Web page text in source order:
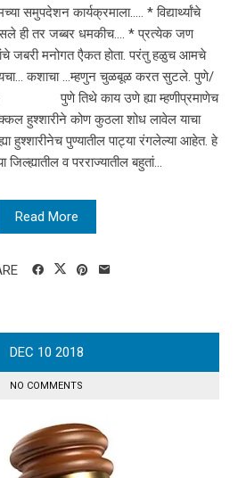
समुपदेशन कार्यक्रमाला..... * विद्यार्थ्यांचे
ही तर जब्बर धमकीच.... * प्रत्येक जण
जबरी मनोगत एैकत होता. परंतु हळुच आमचे
कशाचा ...म्हणुन चुळबूळ करत सुटले. पुणे/
पुणे तिथे काय उणे ह्या म्हणीप्रमाणेच
हुश्शारीने कोण कुठला शोध लावेल याचा
हुश्शारीनेच पुण्यातील पाट्या रंगलेल्या आहेत. हे
व परराज्यातील बहुतां...
Read More
DEC 10 2018
NO COMMENTS